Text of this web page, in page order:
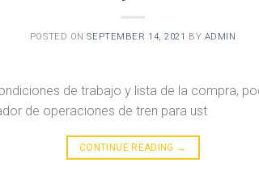
POSTED ONSEPTEMBER 14, 2021 BY ADMIN
de trabajo y lista de la compra,
de operaciones de tren para ust
CONTINUE READING →